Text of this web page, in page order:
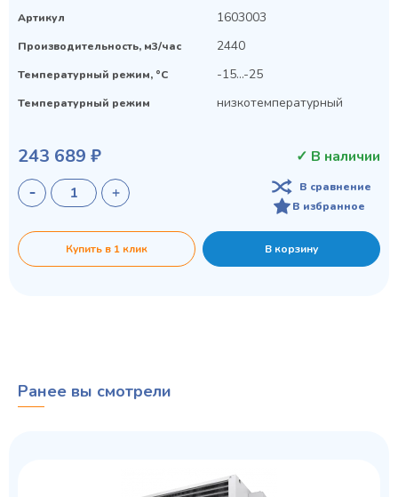
Артикул 1603003
Производительность, м3/час 2440
Температурный режим, °C -15...-25
Температурный режим низкотемпературный
243 689 ₽ ✓ В наличии
В сравнение
В избранное
Купить в 1 клик В корзину
Ранее вы смотрели